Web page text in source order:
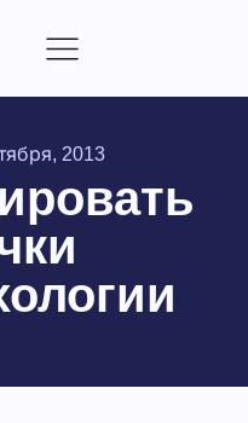
2013